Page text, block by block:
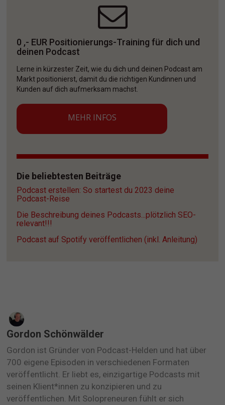
0 ,- EUR Positionierungs-Training für dich und
deinen Podcast
Lerne in kürzester Zeit, wie du dich und deinen Podcast am
Markt positionierst, damit du die richtigen Kundinnen und
Kunden auf dich aufmerksam machst.
MEHR INFOS
Die beliebtesten Beiträge
Podcast erstellen: So startest du 2023 deine
Podcast-Reise
Die Beschreibung deines Podcasts...plötzlich SEO-
relevant!!!
Podcast auf Spotify veröffentlichen (inkl. Anleitung)
Gordon Schönwälder
Gordon ist Gründer von Podcast-Helden und hat über
700 eigene Episoden in verschiedenen Formaten
veröffentlicht. Er liebt es, einzigartige Podcasts mit
seinen Klient*innen zu konzipieren und zu
veröffentlichen. Mit Solopreneuren fühlt er sich